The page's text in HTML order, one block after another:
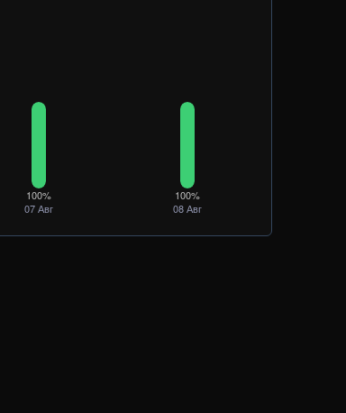
100%
07 Авг
100%
08 Авг